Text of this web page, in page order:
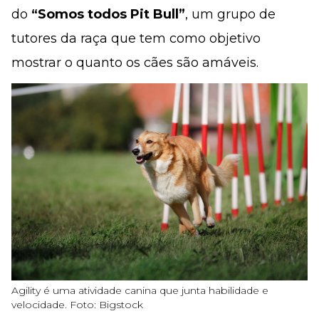
do “Somos todos Pit Bull”, um grupo de
tutores da raça que tem como objetivo
mostrar o quanto os cães são amáveis.
Agility é uma atividade canina que junta habilidade e
velocidade. Foto: Bigstock